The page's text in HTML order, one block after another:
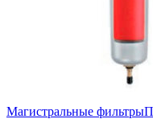
Магистральные фильтры